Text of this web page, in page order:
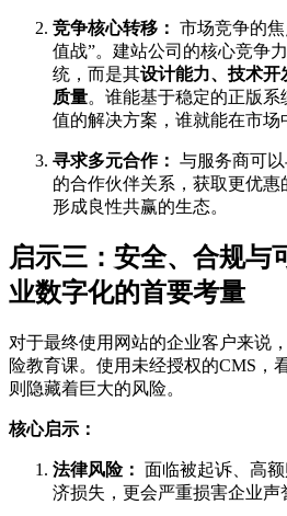
竞争核心转移： 市场竞争的
值战”。建站公司的核心竞争
统，而是其设计能力、技术开
质量。谁能基于稳定的正版
值的解决方案，谁就能在市场
寻求多元合作： 与服务商可
的合作伙伴关系，获取更优惠
形成良性共赢的生态。
启示三：安全、合规与
业数字化的首要考量
对于最终使用网站的企业客户来说
险教育课。使用未经授权的CMS，
则隐藏着巨大的风险。
核心启示：
法律风险： 面临被起诉、高
济损失，更会严重损害企业声